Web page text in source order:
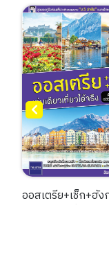
ออสเตรีย+เช็ก+ฮัง